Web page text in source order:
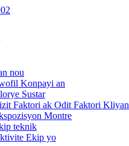
nou
Konpayi an
Sustar
Faktori ak Odit Faktori Kliyan
Montre
teknik
Ekip yo